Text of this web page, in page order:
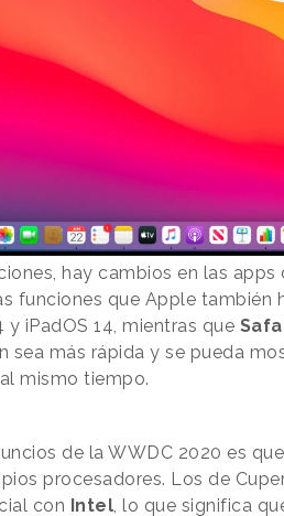
hay cambios en las apps
funciones que Apple también
y iPadOS 14, mientras que
sea más rápida y se pueda
mismo tiempo.
de la WWDC 2020 es
procesadores. Los de
con Intel, lo que significa